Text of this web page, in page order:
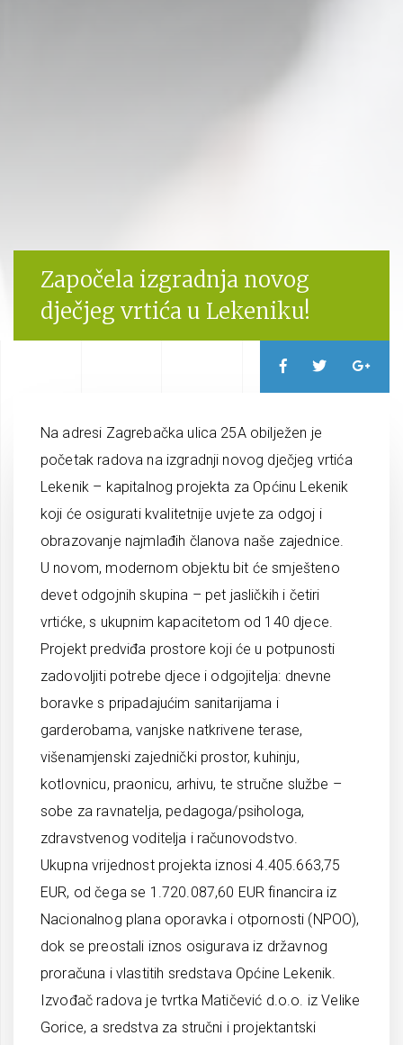
Započela izgradnja novog
dječjeg vrtića u Lekeniku!
Na adresi Zagrebačka ulica 25A obilježen je
početak radova na izgradnji novog dječjeg vrtića
Lekenik – kapitalnog projekta za Općinu Lekenik
koji će osigurati kvalitetnije uvjete za odgoj i
obrazovanje najmlađih članova naše zajednice.
U novom, modernom objektu bit će smješteno
devet odgojnih skupina – pet jasličkih i četiri
vrtićke, s ukupnim kapacitetom od 140 djece.
Projekt predviđa prostore koji će u potpunosti
zadovoljiti potrebe djece i odgojitelja: dnevne
boravke s pripadajućim sanitarijama i
garderobama, vanjske natkrivene terase,
višenamjenski zajednički prostor, kuhinju,
kotlovnicu, praonicu, arhivu, te stručne službe –
sobe za ravnatelja, pedagoga/psihologa,
zdravstvenog voditelja i računovodstvo.
Ukupna vrijednost projekta iznosi 4.405.663,75
EUR, od čega se 1.720.087,60 EUR financira iz
Nacionalnog plana oporavka i otpornosti (NPOO),
dok se preostali iznos osigurava iz državnog
proračuna i vlastitih sredstava Općine Lekenik.
Izvođač radova je tvrtka Matičević d.o.o. iz Velike
Gorice, a sredstva za stručni i projektantski